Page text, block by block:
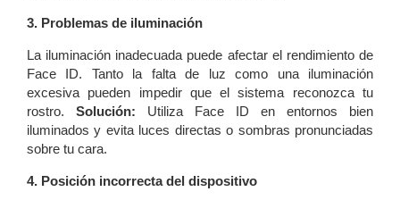
3. Problemas de iluminación
La iluminación inadecuada puede afectar el rendimiento de
Face ID. Tanto la falta de luz como una iluminación
excesiva pueden impedir que el sistema reconozca tu
rostro. Solución: Utiliza Face ID en entornos bien
iluminados y evita luces directas o sombras pronunciadas
sobre tu cara.
4. Posición incorrecta del dispositivo